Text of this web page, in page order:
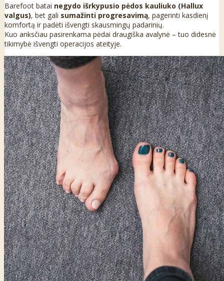
Barefoot batai negydo išrkypusio pėdos kauliuko (Hallux
valgus), bet gali sumažinti progresavimą, pagerinti kasdienį
komfortą ir padėti išvengti skausmingų padarinių.
Kuo anksčiau pasirenkama pėdai draugiška avalynė – tuo didesnė
tikimybė išvengti operacijos ateityje.